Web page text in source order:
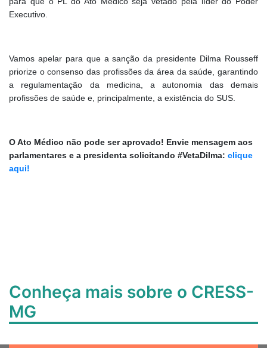
Executivo.
Vamos apelar para que a sanção da presidente Dilma Rousseff
priorize o consenso das profissões da área da saúde, garantindo
a regulamentação da medicina, a autonomia das demais
profissões de saúde e, principalmente, a existência do SUS.
O Ato Médico não pode ser aprovado! Envie mensagem aos
parlamentares e a presidenta solicitando #VetaDilma: clique
aqui!
Conheça mais sobre o CRESS-
MG